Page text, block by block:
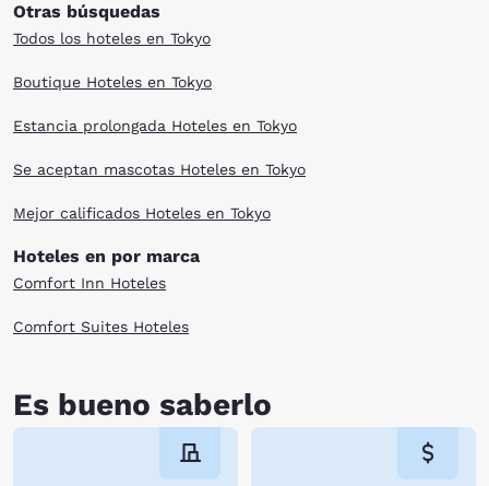
Otras búsquedas
Todos los hoteles en Tokyo
Boutique Hoteles en Tokyo
Estancia prolongada Hoteles en Tokyo
Se aceptan mascotas Hoteles en Tokyo
Mejor calificados Hoteles en Tokyo
Hoteles en por marca
Comfort Inn Hoteles
Comfort Suites Hoteles
Es bueno saberlo